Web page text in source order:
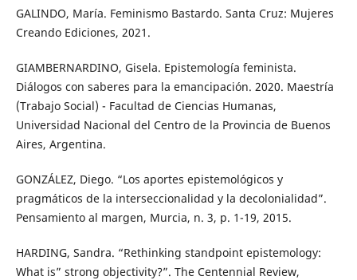
GALINDO, María. Feminismo Bastardo. Santa Cruz: Mujeres
Creando Ediciones, 2021.
GIAMBERNARDINO, Gisela. Epistemología feminista.
Diálogos con saberes para la emancipación. 2020. Maestría
(Trabajo Social) - Facultad de Ciencias Humanas,
Universidad Nacional del Centro de la Provincia de Buenos
Aires, Argentina.
GONZÁLEZ, Diego. “Los aportes epistemológicos y
pragmáticos de la interseccionalidad y la decolonialidad”.
Pensamiento al margen, Murcia, n. 3, p. 1-19, 2015.
HARDING, Sandra. “Rethinking standpoint epistemology:
What is” strong objectivity?”. The Centennial Review,